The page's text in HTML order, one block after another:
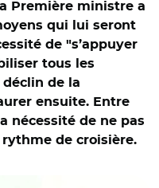
Première ministre a
qui lui seront
de "s’appuyer
tous les
de la
ensuite. Entre
nécessité de ne pas
de croisière.